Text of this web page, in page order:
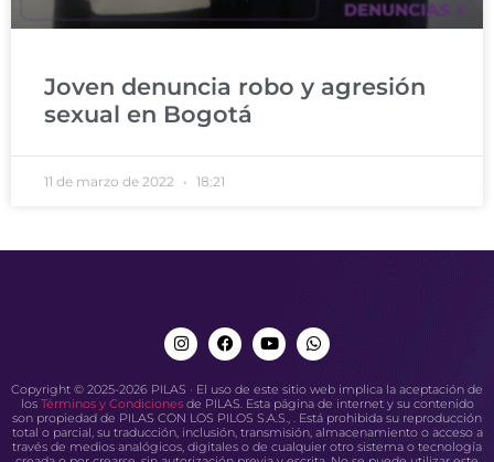
Joven denuncia robo y agresión
sexual en Bogotá
11 de marzo de 2022 18:21
Copyright © 2025-2026 PILAS · El uso de este sitio web implica la aceptación de
los Términos y Condicionesde PILAS. Esta página de internet y su contenido
son propiedad de PILAS CON LOS PILOS S.A.S., . Está prohibida su reproducción
total o parcial, su traducción, inclusión, transmisión, almacenamiento o acceso a
través de medios analógicos, digitales o de cualquier otro sistema o tecnología